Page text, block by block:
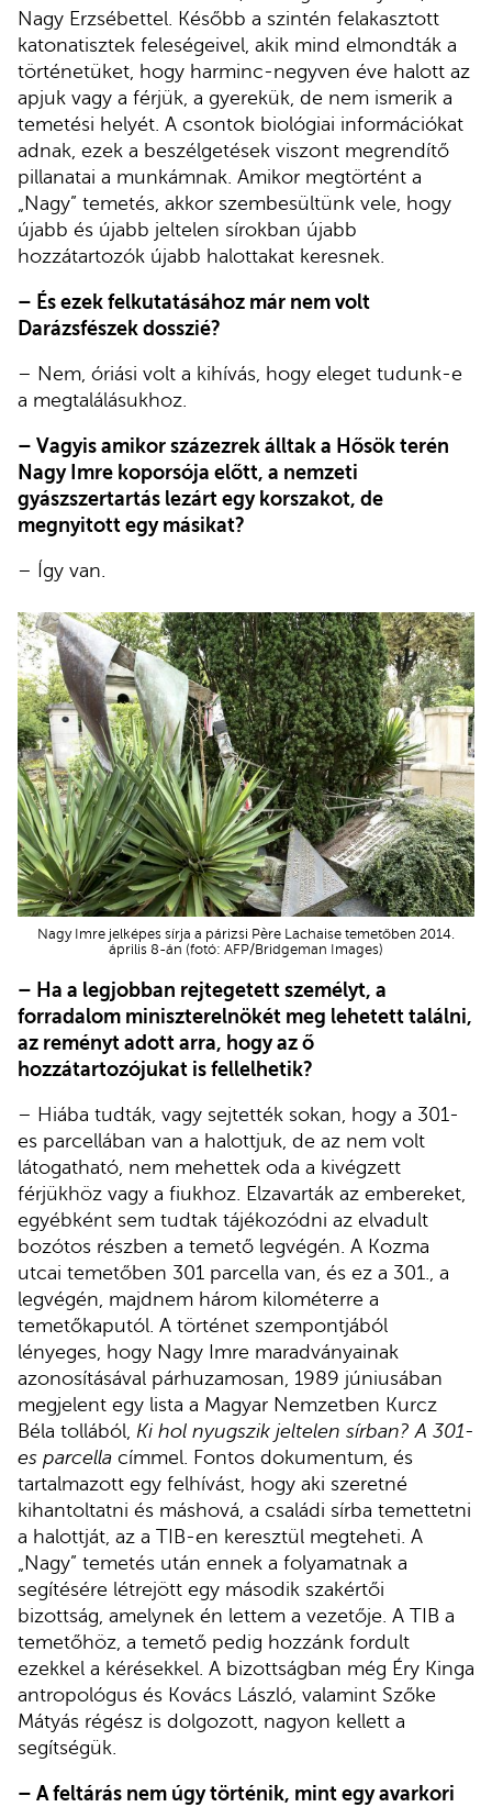
Nagy Erzsébettel. Később a szintén felakasztott
katonatisztek feleségeivel, akik mind elmondták a
történetüket, hogy harminc-negyven éve halott az
apjuk vagy a férjük, a gyerekük, de nem ismerik a
temetési helyét. A csontok biológiai információkat
adnak, ezek a beszélgetések viszont megrendítő
pillanatai a munkámnak. Amikor megtörtént a
„Nagy” temetés, akkor szembesültünk vele, hogy
újabb és újabb jeltelen sírokban újabb
hozzátartozók újabb halottakat keresnek.
– És ezek felkutatásához már nem volt
Darázsfészek dosszié?
– Nem, óriási volt a kihívás, hogy eleget tudunk-e
a megtalálásukhoz.
– Vagyis amikor százezrek álltak a Hősök terén
Nagy Imre koporsója előtt, a nemzeti
gyászszertartás lezárt egy korszakot, de
megnyitott egy másikat?
– Így van.
Nagy Imre jelképes sírja a párizsi Père Lachaise temetőben 2014.
április 8-án (fotó: AFP/Bridgeman Images)
– Ha a legjobban rejtegetett személyt, a
forradalom miniszterelnökét meg lehetett találni,
az reményt adott arra, hogy az ő
hozzátartozójukat is fellelhetik?
– Hiába tudták, vagy sejtették sokan, hogy a 301-
es parcellában van a halottjuk, de az nem volt
látogatható, nem mehettek oda a kivégzett
férjükhöz vagy a fiukhoz. Elzavarták az embereket,
egyébként sem tudtak tájékozódni az elvadult
bozótos részben a temető legvégén. A Kozma
utcai temetőben 301 parcella van, és ez a 301., a
legvégén, majdnem három kilométerre a
temetőkaputól. A történet szempontjából
lényeges, hogy Nagy Imre maradványainak
azonosításával párhuzamosan, 1989 júniusában
megjelent egy lista a Magyar Nemzetben Kurcz
Béla tollából, Ki hol nyugszik jeltelen sírban? A 301-
es parcella címmel. Fontos dokumentum, és
tartalmazott egy felhívást, hogy aki szeretné
kihantoltatni és máshová, a családi sírba temettetni
a halottját, az a TIB-en keresztül megteheti. A
„Nagy” temetés után ennek a folyamatnak a
segítésére létrejött egy második szakértői
bizottság, amelynek én lettem a vezetője. A TIB a
temetőhöz, a temető pedig hozzánk fordult
ezekkel a kérésekkel. A bizottságban még Éry Kinga
antropológus és Kovács László, valamint Szőke
Mátyás régész is dolgozott, nagyon kellett a
segítségük.
– A feltárás nem úgy történik, mint egy avarkori